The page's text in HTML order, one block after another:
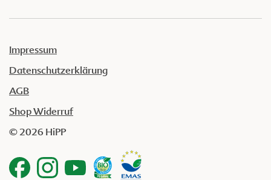
Impressum
Datenschutzerklärung
AGB
Shop Widerruf
© 2026 HiPP